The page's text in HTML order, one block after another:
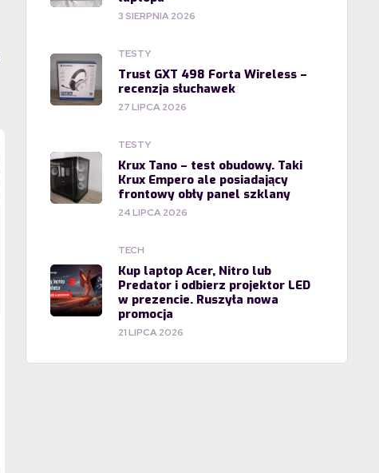
3 SIERPNIA 2026
TESTY
Trust GXT 498 Forta Wireless –
recenzja słuchawek
27 LIPCA 2026
TESTY
Krux Tano – test obudowy. Taki
Krux Empero ale posiadający
frontowy obły panel szklany
24 LIPCA 2026
TECH
Kup laptop Acer, Nitro lub
Predator i odbierz projektor LED
w prezencie. Ruszyła nowa
promocja
21 LIPCA 2026